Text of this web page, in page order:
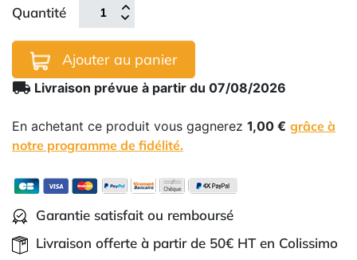
Quantité
Ajouter au panier
local_shipping Livraison prévue à partir du 07/08/2026
En achetant ce produit vous gagnerez 1,00 € grâce à
notre programme de fidélité.
Garantie satisfait ou remboursé
Livraison offerte à partir de 50€ HT en Colissimo